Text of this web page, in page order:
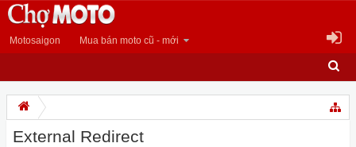
Motosaigon Mua bán moto cũ - mới
External Redirect